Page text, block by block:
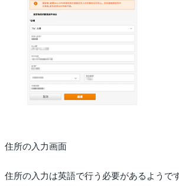
住所の入力画面
住所の入力は英語で行う必要があるようで